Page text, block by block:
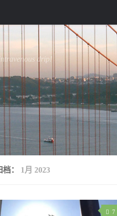
drip!
档： 1月 2023
7